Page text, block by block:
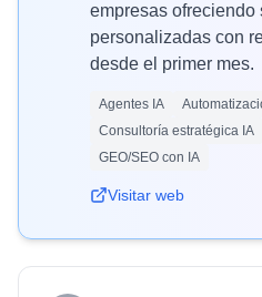
empresas ofreciendo
personalizadas con
desde el primer mes.
Agentes IA
Consultoría estratégica IA
GEO/SEO con IA
Visitar web